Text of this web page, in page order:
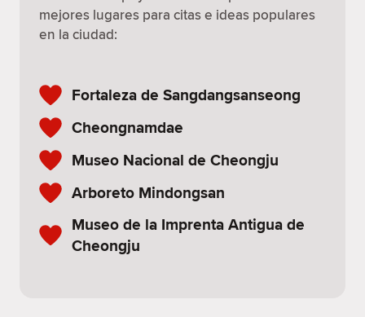
mejores lugares para citas e ideas populares
en la ciudad:
Fortaleza de Sangdangsanseong
Cheongnamdae
Museo Nacional de Cheongju
Arboreto Mindongsan
Museo de la Imprenta Antigua de
Cheongju